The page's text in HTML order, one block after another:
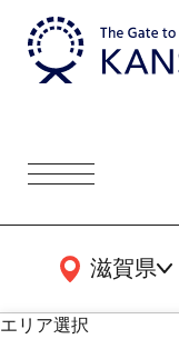
滋賀県
関西広域MAP
エリア選択